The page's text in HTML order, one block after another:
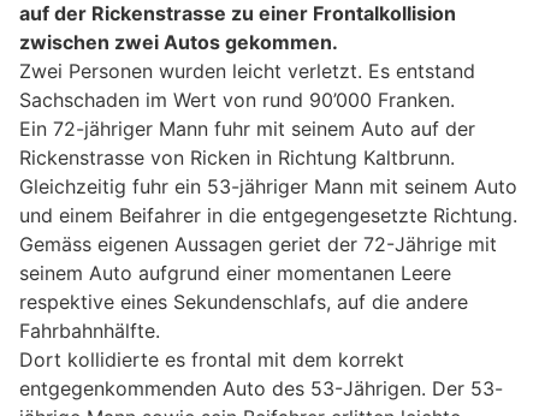
auf der Rickenstrasse zu einer Frontalkollision
zwischen zwei Autos gekommen.
Zwei Personen wurden leicht verletzt. Es entstand
Sachschaden im Wert von rund 90’000 Franken.
Ein 72-jähriger Mann fuhr mit seinem Auto auf der
Rickenstrasse von Ricken in Richtung Kaltbrunn.
Gleichzeitig fuhr ein 53-jähriger Mann mit seinem Auto
und einem Beifahrer in die entgegengesetzte Richtung.
Gemäss eigenen Aussagen geriet der 72-Jährige mit
seinem Auto aufgrund einer momentanen Leere
respektive eines Sekundenschlafs, auf die andere
Fahrbahnhälfte.
Dort kollidierte es frontal mit dem korrekt
entgegenkommenden Auto des 53-Jährigen. Der 53-